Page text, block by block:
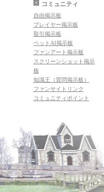
コミュニティ
自由掲示板
プレイヤー掲示板
取引掲示板
ペットAI掲示板
ファンアート掲示板
スクリーンショット掲示
板
知識王（質問掲示板）
ファンサイトリンク
コミュニティポイント